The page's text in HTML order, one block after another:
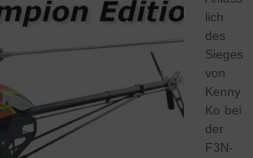
lich
des
Sieges
von
Kenny
Ko bei
der
F3N-